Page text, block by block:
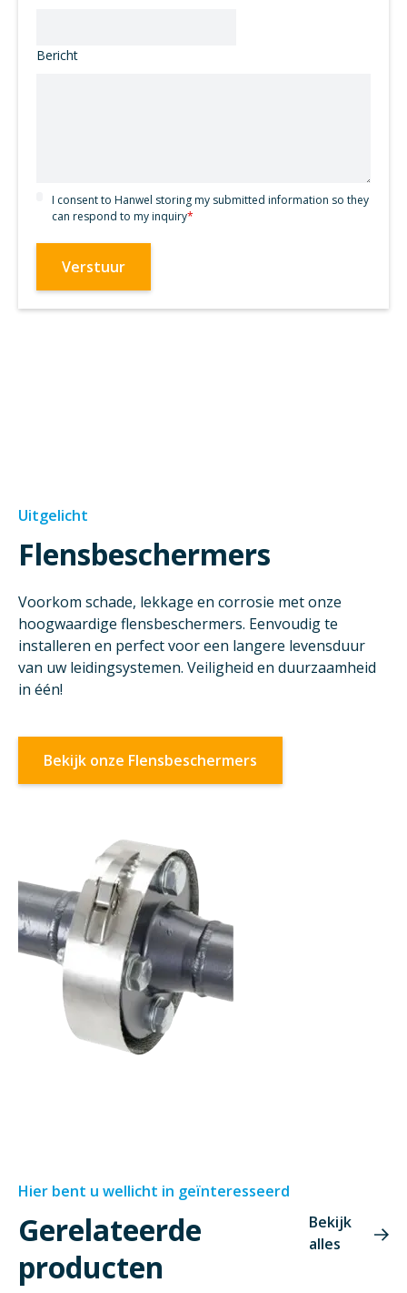
Bericht
I consent to Hanwel storing my submitted information so they
can respond to my inquiry*
Uitgelicht
Flensbeschermers
Voorkom schade, lekkage en corrosie met onze
hoogwaardige flensbeschermers. Eenvoudig te
installeren en perfect voor een langere levensduur
van uw leidingsystemen. Veiligheid en duurzaamheid
in één!
Bekijk onze Flensbeschermers
Hier bent u wellicht in geïnteresseerd
Gerelateerde
producten
Bekijk
alles